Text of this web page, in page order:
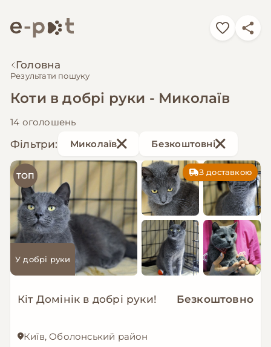
Головна
Результати пошуку
Коти в добрі руки - Миколаїв
14 оголошень
Фільтри: Миколаїв Безкоштовні
ТОП З доставкою
У добрі руки
Кіт Домінік в добрі руки! Безкоштовно
Київ, Оболонський район